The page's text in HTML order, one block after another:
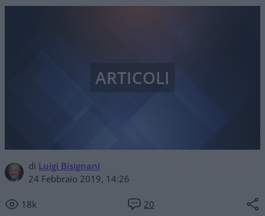
di Luigi Bisignani
24 Febbraio 2019, 14:26
18k 20
ARTICOLI